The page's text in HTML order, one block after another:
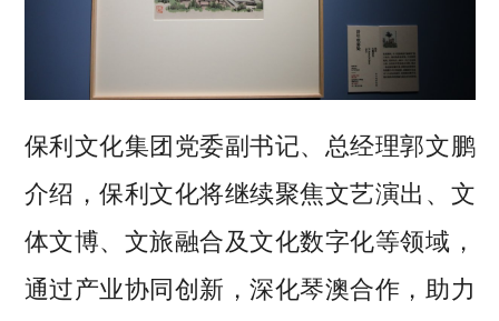
保利文化集团党委副书记、总经理郭文鹏
介绍，保利文化将继续聚焦文艺演出、文
体文博、文旅融合及文化数字化等领域，
通过产业协同创新，深化琴澳合作，助力